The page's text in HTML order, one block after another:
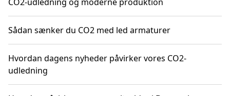
Sådan sænker du CO2 med led armaturer
Hvordan dagens nyheder påvirker vores CO2-
udledning